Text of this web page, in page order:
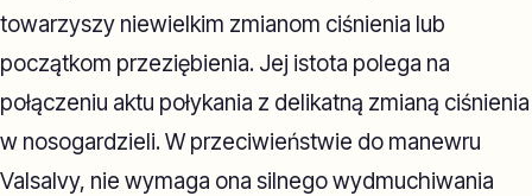
towarzyszy niewielkim zmianom ciśnienia lub
początkom przeziębienia. Jej istota polega na
połączeniu aktu połykania z delikatną zmianą ciśnienia
w nosogardzieli. W przeciwieństwie do manewru
Valsalvy, nie wymaga ona silnego wydmuchiwania